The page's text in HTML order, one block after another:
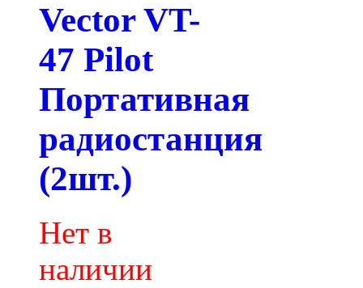
Vector VT-
47 Pilot
Портативная
радиостанция
(2шт.)
Нет в
наличии